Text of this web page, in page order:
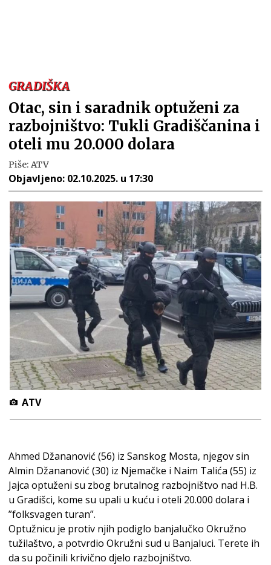
GRADIŠKA
Otac, sin i saradnik optuženi za
razbojništvo: Tukli Gradiščanina i
oteli mu 20.000 dolara
Piše: ATV
Objavljeno: 02.10.2025. u 17:30
ATV
Ahmed Džananović (56) iz Sanskog Mosta, njegov sin
Almin Džananović (30) iz Njemačke i Naim Talića (55) iz
Jajca optuženi su zbog brutalnog razbojništvo nad H.B.
u Gradišci, kome su upali u kuću i oteli 20.000 dolara i
”folksvagen turan”.
Optužnicu je protiv njih podiglo banjalučko Okružno
tužilaštvo, a potvrdio Okružni sud u Banjaluci. Terete ih
da su počinili krivično djelo razbojništvo.